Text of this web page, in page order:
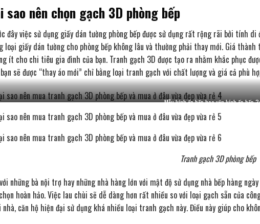
sao nên chọn gạch 3D phòng bếp
đây việc sử dụng giấy dán tường phòng bếp được sử dụng rất rộng rãi bởi tính
loại giấy dán tường cho phòng bếp không lâu và thường phải thay mới. Giá
ít cho chi tiêu gia đình của bạn. Tranh gạch 3D được tạo ra nhằm khắc phục
sẽ được “thay áo mới” chỉ bằng loại tranh gạch với chất lượng và giá cả phù
Mẫu kính ốp bếp hoa văn kính ốp bếp
Tranh gạch 3D phòng bếp
những bà nội trợ hay những nhà hàng lớn với mật độ sử dụng nhà bếp hàng
hoàn hảo. Việc lau chùi sẽ dễ dàng hơn rất nhiều so với loại gạch sẵn của
nhà, căn hộ hiện đại sử dụng khá nhiều loại tranh gạch này. Điều này giúp cho